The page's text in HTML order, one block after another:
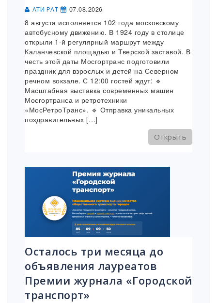
АТИ РАТ 07.08.2026
8 августа исполняется 102 года московскому
автобусному движению. В 1924 году в столице
открыли 1-й регулярный маршрут между
Каланчевской площадью и Тверской заставой. В
честь этой даты Мосгортранс подготовили
праздник для взрослых и детей на Северном
речном вокзале. С 12:00 гостей ждут: 🔹
Масштабная выставка современных машин
Мосгортранса и ретротехники
«МосРетроТранс». 🔹 Отправка уникальных
поздравительных […]
Открыть
Осталось три месяца до
объявления лауреатов
Премии журнала «Городской
транспорт»